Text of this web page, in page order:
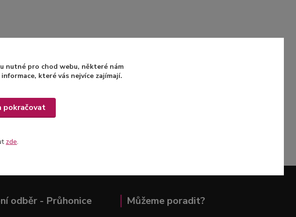
odběr - Průhonice Můžeme poradit?
nutné pro chod webu, některé nám
které vás nejvíce zajímají.
pokračovat
zde.